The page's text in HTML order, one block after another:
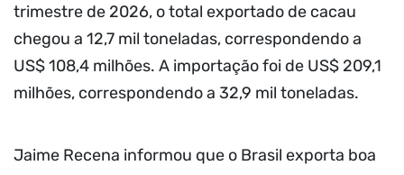
trimestre de 2026, o total exportado de cacau
chegou a 12,7 mil toneladas, correspondendo a
US$ 108,4 milhões. A importação foi de US$ 209,1
milhões, correspondendo a 32,9 mil toneladas.
Jaime Recena informou que o Brasil exporta boa